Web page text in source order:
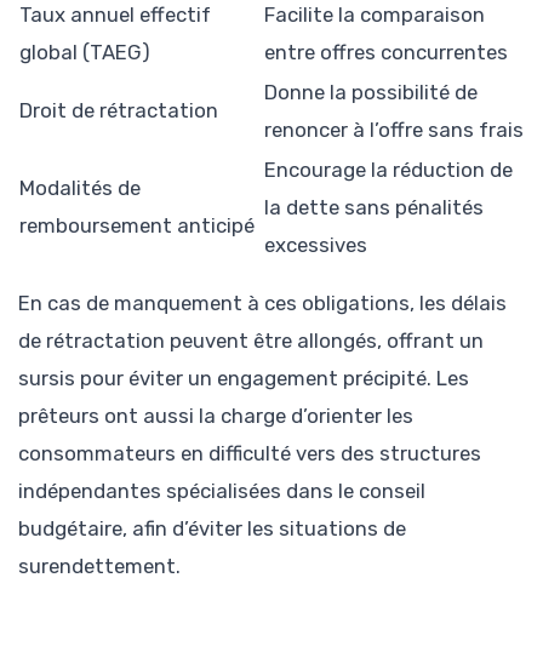
Taux annuel effectif
global (TAEG)
Facilite la comparaison
entre offres concurrentes
Droit de rétractation
Donne la possibilité de
renoncer à l’offre sans frais
Modalités de
remboursement anticipé
Encourage la réduction de
la dette sans pénalités
excessives
En cas de manquement à ces obligations, les délais
de rétractation peuvent être allongés, offrant un
sursis pour éviter un engagement précipité. Les
prêteurs ont aussi la charge d’orienter les
consommateurs en difficulté vers des structures
indépendantes spécialisées dans le conseil
budgétaire, afin d’éviter les situations de
surendettement.